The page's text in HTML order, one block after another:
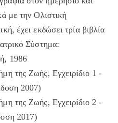
με την Ολιστική
έχει εκδώσει τρία βιβλία
Σύστημα:
1986
της Ζωής, Εγχειρίδιο 1 -
2007)
της Ζωής, Εγχειρίδιο 2 -
2017)